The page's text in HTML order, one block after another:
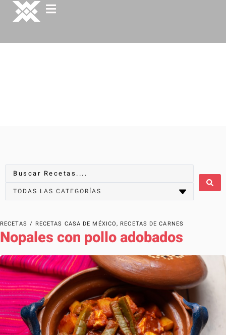
RECETAS / RECETAS CASA DE MÉXICO, RECETAS DE CARNES
Nopales con pollo adobados